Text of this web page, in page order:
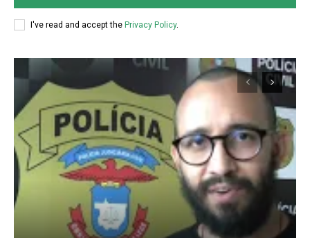
Acesso a comentários
Notícias exclusivas
MENSAL
I've read and accept the Privacy Policy.